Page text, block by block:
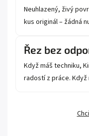
Neuhlazený, živý
kus originál – žádná
Řez bez
Když máš techniku,
radostí z práce.